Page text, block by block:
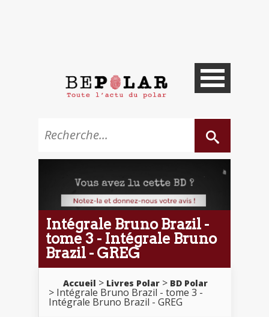
Intégrale Bruno Brazil -
tome 3 - Intégrale Bruno
Brazil - GREG
Accueil Livres Polar BD Polar
Intégrale Bruno Brazil - tome 3 -
Intégrale Bruno Brazil - GREG